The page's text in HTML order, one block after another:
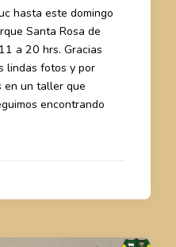
hasta este domingo
Santa Rosa de
a 20 hrs. Gracias
lindas fotos y por
en un taller que
encontrando